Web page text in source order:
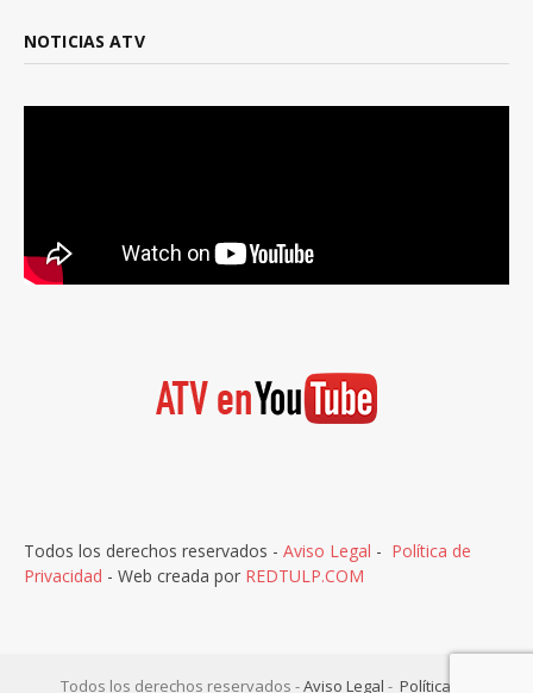
NOTICIAS ATV
Todos los derechos reservados - Aviso Legal - Política de
Privacidad - Web creada por REDTULP.COM
Todos los derechos reservados -Aviso Legal - Política de